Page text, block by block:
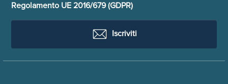
Regolamento UE 2016/679 (GDPR)
Iscriviti